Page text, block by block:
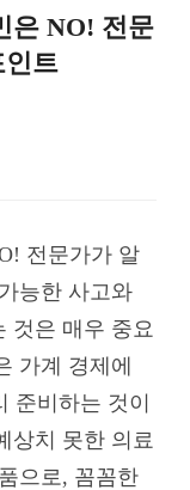
은 NO! 전문
인트
전문가가 알
능한 사고와
것은 매우 중요
가계 경제에
준비하는 것이
상치 못한 의료
으로, 꼼꼼한